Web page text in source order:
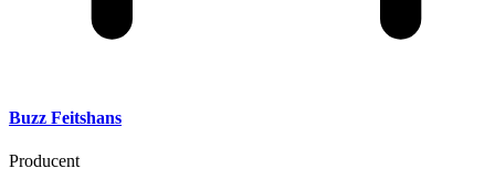
Buzz Feitshans
Producent